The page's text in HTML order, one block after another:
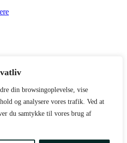
din browsingoplevelse, vise
og analysere vores trafik. Ved at
du samtykke til vores brug af